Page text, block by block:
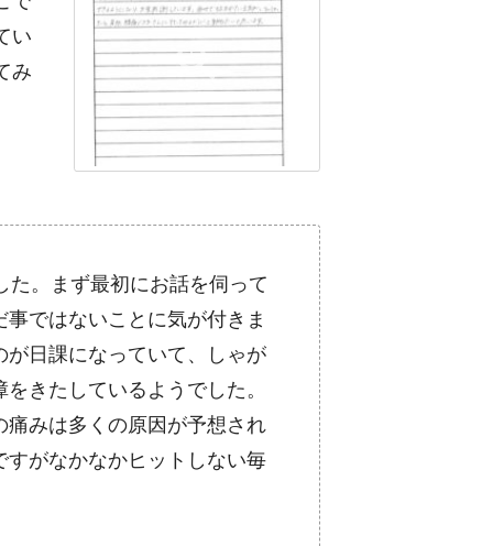
い
み
た。まず最初にお話を伺って
ではないことに気が付きま
が日課になっていて、しゃが
きたしているようでした。
みは多くの原因が予想され
がなかなかヒットしない毎